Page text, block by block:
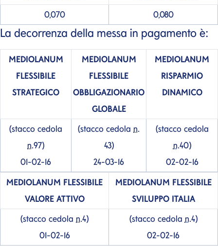
0,070
0,080
La decorrenza della messa in pagamento è:
MEDIOLANUM
FLESSIBILE
STRATEGICO
MEDIOLANUM
FLESSIBILE
OBBLIGAZIONARIO
GLOBALE
MEDIOLANUM
RISPARMIO
DINAMICO
(stacco cedola
n.97)
01-02-16
(stacco cedola n.
43)
24-03-16
(stacco cedola
n.40)
02-02-16
MEDIOLANUM FLESSIBILE
VALORE ATTIVO
MEDIOLANUM FLESSIBILE
SVILUPPO ITALIA
(stacco cedola n.4)
01-02-16
(stacco cedola n.4)
02-02-16